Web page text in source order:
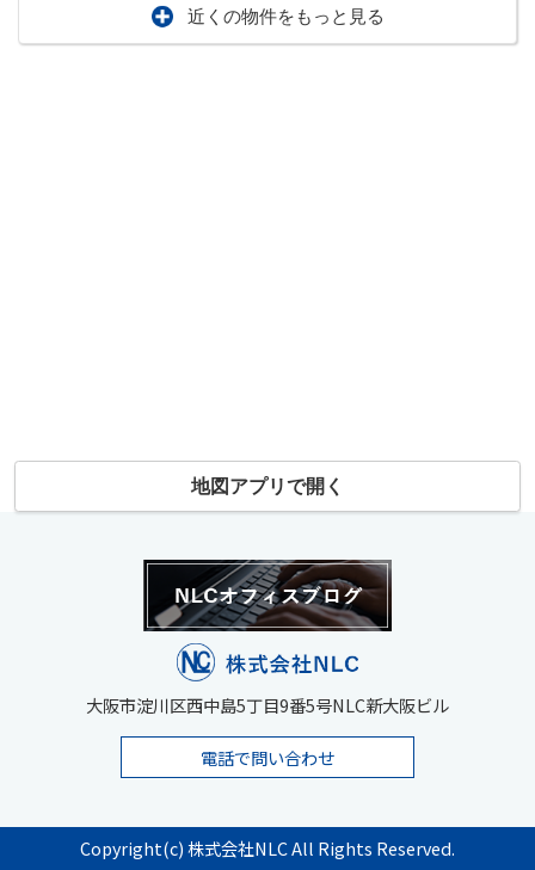
近くの物件をもっと見る
地図アプリで開く
大阪市淀川区西中島5丁目9番5号NLC新大阪ビル
電話で問い合わせ
Copyright(c) 株式会社NLC All Rights Reserved.